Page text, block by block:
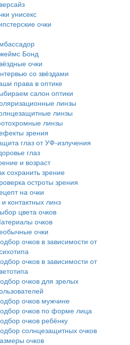
унисекс
очки
Бонд
очки
со звёздами
права в оптике
салон оптики
линзы
линзы
линзы
зрения
глаз от УФ-излучения
глаз
и возраст
сохранить зрение
остроты зрения
на очки
контактных линз
цвета очков
очков
очки
очков в зависимости от
очков в зависимости от
очков для зрелых
очков мужчине
очков по форме лица
очков ребёнку
солнцезащитных очков
очков